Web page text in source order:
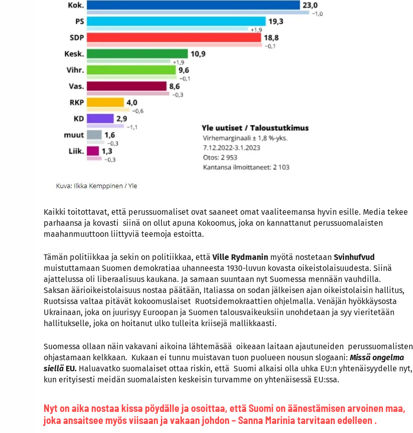
Kaikki toitottavat, että perussuomaliset ovat saaneet omat vaaliteemansa hyvin esille. Media tekee
parhaansa ja kovasti siinä on ollut apuna Kokoomus, joka on kannattanut perussuomalaisten
maahanmuuttoon liittyviä teemoja estoitta.
Tämän politiikkaa ja sekin on politiikkaa, että Ville Rydmanin myötä nostetaan Svinhufvud
muistuttamaan Suomen demokratiaa uhanneesta 1930-luvun kovasta oikeistolaisuudesta. Siinä
ajattelussa oli liberaalisuus kaukana. Ja samaan suuntaan nyt Suomessa mennään vauhdilla.
Saksan äärioikeistolaisuus nostaa päätään, Italiassa on sodan jälkeisen ajan oikeistolaisin hallitus,
Ruotsissa valtaa pitävät kokoomuslaiset Ruotsidemokraattien ohjelmalla. Venäjän hyökkäysosta
Ukrainaan, joka on juurisyy Euroopan ja Suomen talousvaikeuksiin unohdetaan ja syy vieritetään
hallitukselle, joka on hoitanut ulko tulleita kriisejä mallikkaasti.
Suomessa ollaan näin vakavani aikoina lähtemäsää oikeaan laitaan ajautuneiden perussuomalisten
ohjastamaan kelkkaan. Kukaan ei tunnu muistavan tuon puolueen nousun slogaani: Missä ongelma
siellä EU. Haluavatko suomalaiset ottaa riskin, että Suomi alkaisi olla uhka EU:n yhtenäisyydelle nyt,
kun erityisesti meidän suomalaisten keskeisin turvamme on yhtenäisessä EU:ssa.
Nyt on aika nostaa kissa pöydälle ja osoittaa, että Suomi on äänestämisen arvoinen maa,
joka ansaitsee myös viisaan ja vakaan johdon – Sanna Marinia tarvitaan edelleen .